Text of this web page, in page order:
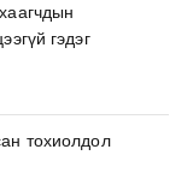
гэдэг
тохиолдол